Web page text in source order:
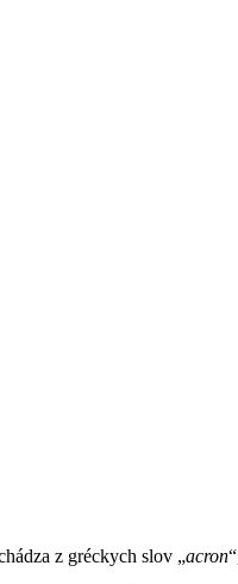
z gréckych slov „acron